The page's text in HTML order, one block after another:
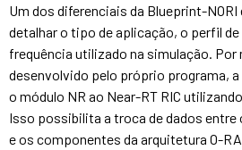
Um dos diferenciais da Blueprint-NORI
detalhar o tipo de aplicação, o perfil
frequência utilizado na simulação. Por
desenvolvido pelo próprio programa,
o módulo NR ao Near-RT RIC
Isso possibilita a troca de dados entre
e os componentes da arquitetura O-